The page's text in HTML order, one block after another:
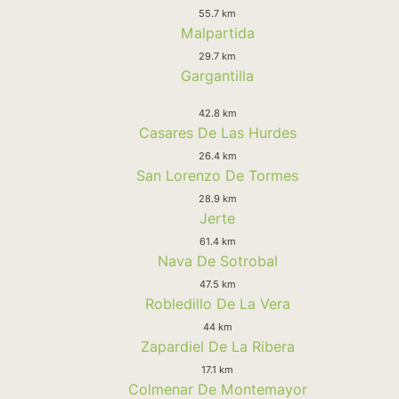
55.7 km
Malpartida
29.7 km
Gargantilla
42.8 km
Casares De Las Hurdes
26.4 km
San Lorenzo De Tormes
28.9 km
Jerte
61.4 km
Nava De Sotrobal
47.5 km
Robledillo De La Vera
44 km
Zapardiel De La Ribera
17.1 km
Colmenar De Montemayor